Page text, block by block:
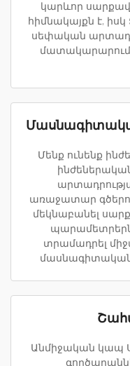
կարևոր
հիմնակայքն է, իսկ
սեփական
մատակարարում,
Մենք ունենք
առաջատար
մեկնաբանել
պարամետրերն
տրամադրել
մասնագիտական
Անմիջական կապ